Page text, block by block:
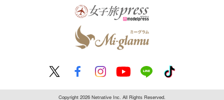
Copyright 2026 Netnative Inc. All Rights Reserved.